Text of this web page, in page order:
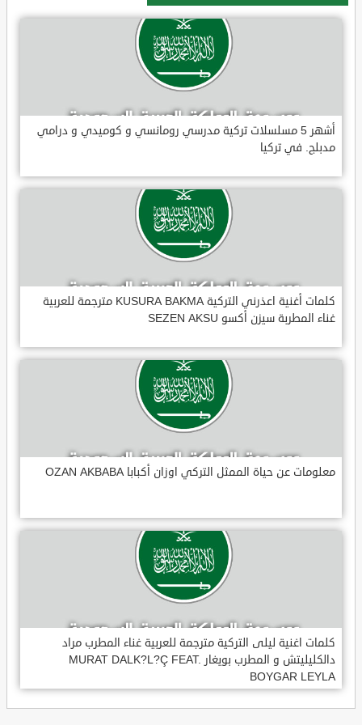
أشهر 5 مسلسلات تركية مدرسي رومانسي و كوميدي و درامي
مدبلج. في تركيا
كلمات أغنية اعذرني التركية KUSURA BAKMA مترجمة للعربية
غناء المطربة سيزن أكسو SEZEN AKSU
معلومات عن حياة الممثل التركي اوزان أكبابا OZAN AKBABA
كلمات اغنية ليلى التركية مترجمة للعربية غناء المطرب مراد
دالكليليتش و المطرب بويغار MURAT DALK?L?Ç FEAT.
BOYGAR LEYLA